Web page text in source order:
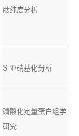
肽纯度分析
S-亚硝基化分析
磷酸化定量蛋白组学
研究